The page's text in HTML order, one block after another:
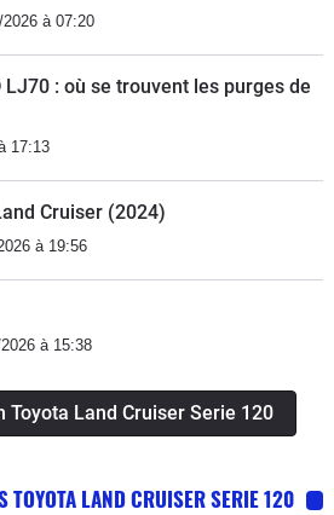
2026 à 07:20
LJ70 : où se trouvent les purges de
17:13
Cruiser (2024)
à 19:56
à 15:38
Land Cruiser Serie 120
TOYOTA LAND CRUISER SERIE 120